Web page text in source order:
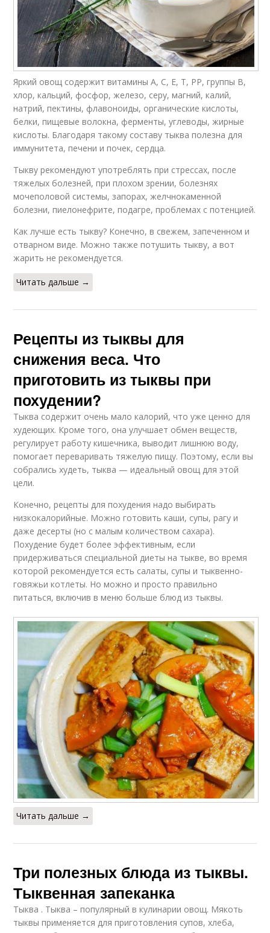
Яркий овощ содержит витамины А, С, Е, Т, РР, группы В,
хлор, кальций, фосфор, железо, серу, магний, калий,
натрий, пектины, флавоноиды, органические кислоты,
белки, пищевые волокна, ферменты, углеводы, жирные
кислоты. Благодаря такому составу тыква полезна для
иммунитета, печени и почек, сердца.
Тыкву рекомендуют употреблять при стрессах, после
тяжелых болезней, при плохом зрении, болезнях
мочеполовой системы, запорах, желчнокаменной
болезни, пиелонефрите, подагре, проблемах с потенцией.
Как лучше есть тыкву? Конечно, в свежем, запеченном и
отварном виде. Можно также потушить тыкву, а вот
жарить не рекомендуется.
Читать дальше →
Рецепты из тыквы для
снижения веса. Что
приготовить из тыквы при
похудении?
Тыква содержит очень мало калорий, что уже ценно для
худеющих. Кроме того, она улучшает обмен веществ,
регулирует работу кишечника, выводит лишнюю воду,
помогает переваривать тяжелую пищу. Поэтому, если вы
собрались худеть, тыква — идеальный овощ для этой
цели.
Конечно, рецепты для похудения надо выбирать
низкокалорийные. Можно готовить каши, супы, рагу и
даже десерты (но с малым количеством сахара).
Похудение будет более эффективным, если
придерживаться специальной диеты на тыкве, во время
которой рекомендуется есть салаты, супы и тыквенно-
говяжьи котлеты. Но можно и просто правильно
питаться, включив в меню больше блюд из тыквы.
Читать дальше →
Три полезных блюда из тыквы.
Тыквенная запеканка
Тыква . Тыква – популярный в кулинарии овощ. Мякоть
тыквы применяется для приготовления супов, хлеба,